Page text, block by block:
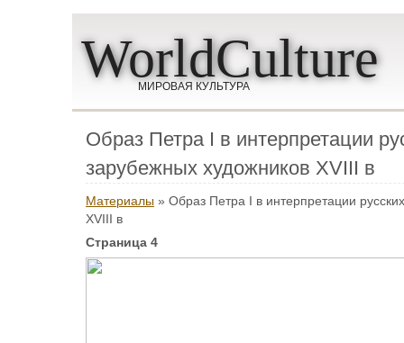
WorldCulture
МИРОВАЯ КУЛЬТУРА
Образ Петра I в интерпретации
зарубежных художников XVIII в
Материалы » Образ Петра I в интерпретации
XVIII в
Страница 4